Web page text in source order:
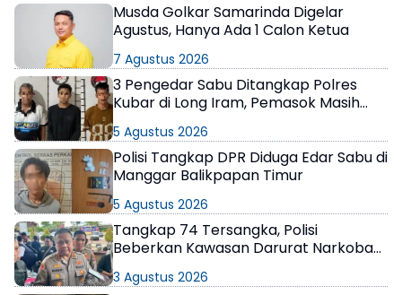
Musda Golkar Samarinda Digelar
Agustus, Hanya Ada 1 Calon Ketua
7 Agustus 2026
3 Pengedar Sabu Ditangkap Polres
Kubar di Long Iram, Pemasok Masih
5 Agustus 2026
Polisi Tangkap DPR Diduga Edar Sabu di
Manggar Balikpapan Timur
5 Agustus 2026
Tangkap 74 Tersangka, Polisi
Beberkan Kawasan Darurat Narkoba
3 Agustus 2026